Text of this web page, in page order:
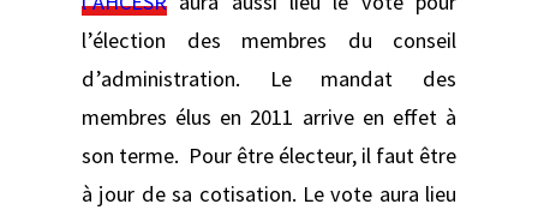
l’élection des membres du conseil
d’administration. Le mandat des
membres élus en 2011 arrive en effet à
son terme. Pour être électeur, il faut être
à jour de sa cotisation. Le vote aura lieu